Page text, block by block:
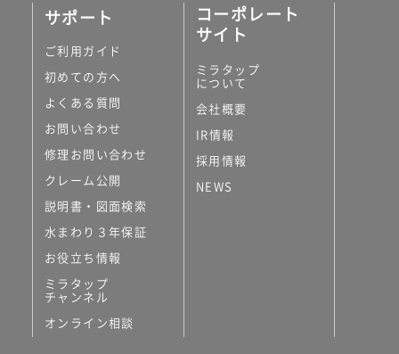
サポート
ご利用ガイド
初めての方へ
よくある質問
お問い合わせ
修理お問い合わせ
クレーム公開
説明書・図面検索
水まわり３年保証
お役立ち情報
ミラタップ
チャンネル
オンライン相談
コーポレート
サイト
ミラタップ
について
会社概要
IR情報
採用情報
NEWS